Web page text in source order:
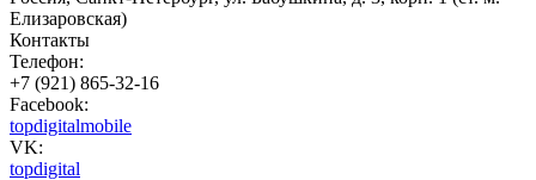
Елизаровская)
Контакты
Телефон:
+7 (921) 865-32-16
Facebook:
topdigitalmobile
VK:
topdigital